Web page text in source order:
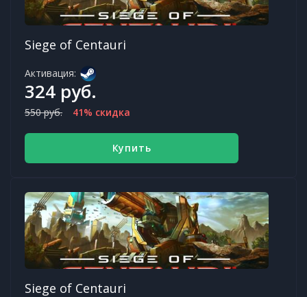
Siege of Centauri
Активация:
324 руб.
550 руб. 41% скидка
Купить
Siege of Centauri